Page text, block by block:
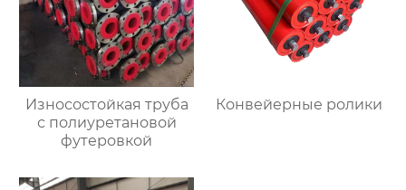
Износостойкая труба
с полиуретановой
футеровкой
Конвейерные ролики